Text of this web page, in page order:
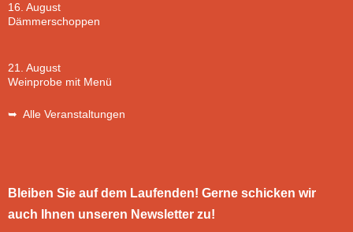
16. August
Dämmerschoppen
21. August
Weinprobe mit Menü
➥ Alle Veranstaltungen
Bleiben Sie auf dem Laufenden! Gerne schicken wir
auch Ihnen unseren Newsletter zu!